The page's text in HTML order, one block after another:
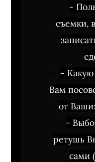
-
съемки,
- Какую
Вам
от
-
ретушь
сами